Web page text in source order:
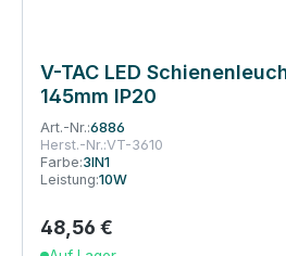
V-TAC LED
145mm IP20
Art.-Nr.:6886
Herst.-Nr.:VT-3610
Farbe:3IN1
Leistung:10W
Regulärer Preis:
48,56 €